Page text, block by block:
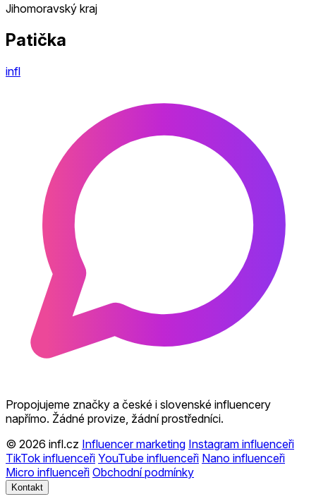
Jihomoravský kraj
Patička
infl
Propojujeme značky a české i slovenské influencery
napřímo. Žádné provize, žádní prostředníci.
© 2026 infl.cz Influencer marketing Instagram influenceři
TikTok influenceři YouTube influenceři Nano influenceři
Micro influenceři Obchodní podmínky
Kontakt